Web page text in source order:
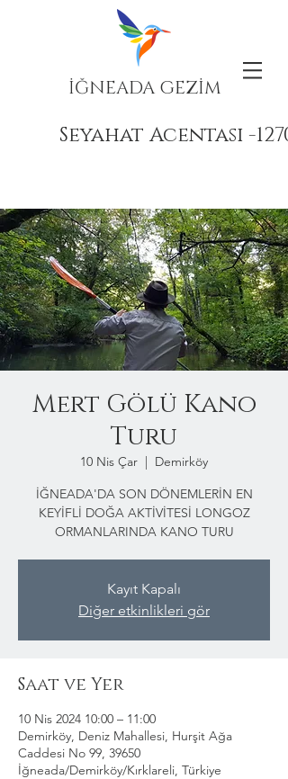
İĞNEADA GEZİM
Seyahat Acentası -
Mert Gölü Kano
Turu
10 Nis Çar
  |
Demirköy
İĞNEADA'DA SON DÖNEMLERİN EN
KEYİFLİ DOĞA AKTİVİTESİ LONGOZ
ORMANLARINDA KANO TURU
Kayıt Kapalı
Diğer etkinlikleri gör
Saat ve Yer
10 Nis 2024 10:00 – 11:00
Demirköy, Deniz Mahallesi, Hurşit Ağa
Caddesi No 99, 39650
İğneada/Demirköy/Kırklareli, Türkiye